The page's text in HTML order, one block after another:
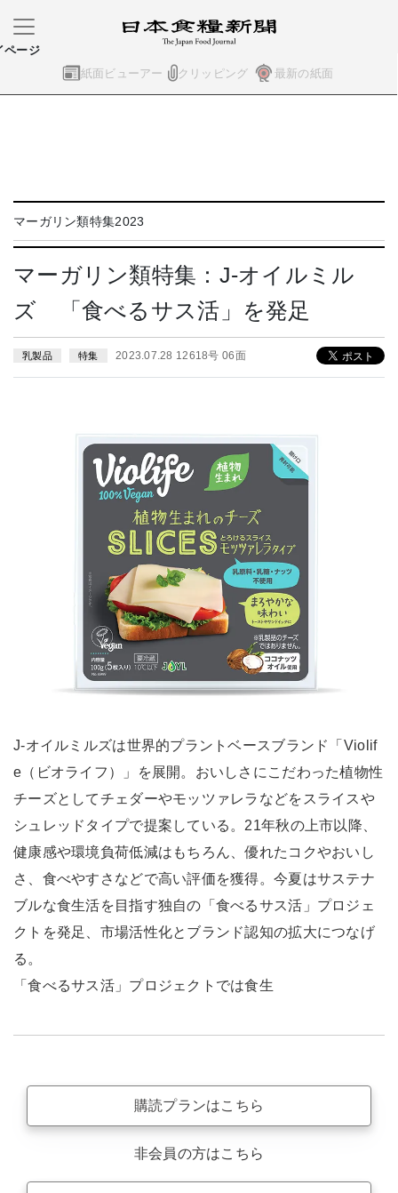
紙面ビューアー クリッピング 最新の紙面
ページ
マーガリン類特集2023
マーガリン類特集：J-オイルミル
ズ 「食べるサス活」を発足
乳製品 特集 2023.07.28 12618号 06面
J-オイルミルズは世界的プラントベースブランド「Violif
e（ビオライフ）」を展開。おいしさにこだわった植物性
チーズとしてチェダーやモッツァレラなどをスライスや
シュレッドタイプで提案している。21年秋の上市以降、
健康感や環境負荷低減はもちろん、優れたコクやおいし
さ、食べやすさなどで高い評価を獲得。今夏はサステナ
ブルな食生活を目指す独自の「食べるサス活」プロジェ
クトを発足、市場活性化とブランド認知の拡大につなげ
る。
「食べるサス活」プロジェクトでは食生
購読プランはこちら
非会員の方はこちら